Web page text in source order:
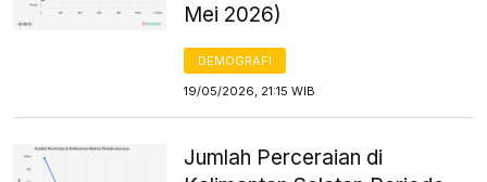
Mei 2026)
DEMOGRAFI
19/05/2026, 21:15 WIB
Jumlah Perceraian di